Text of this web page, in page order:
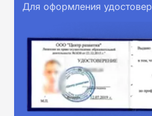
Для оформления